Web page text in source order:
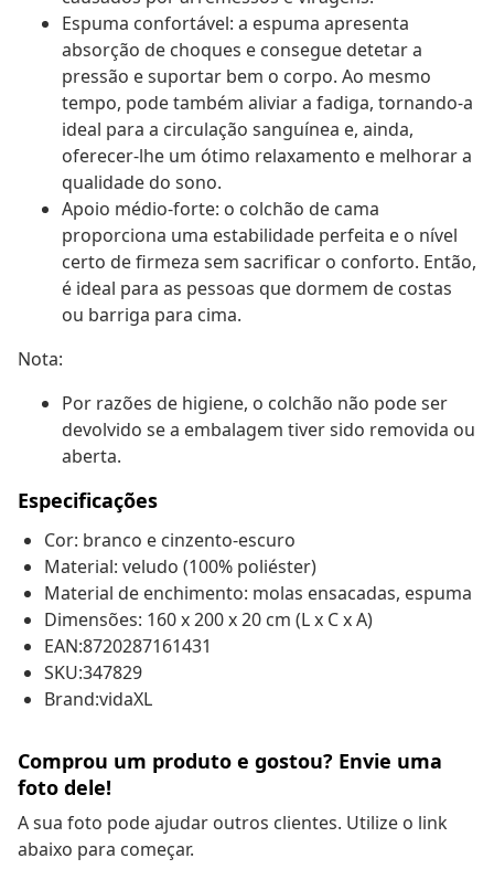
Espuma confortável: a espuma apresenta
absorção de choques e consegue detetar a
pressão e suportar bem o corpo. Ao mesmo
tempo, pode também aliviar a fadiga, tornando-a
ideal para a circulação sanguínea e, ainda,
oferecer-lhe um ótimo relaxamento e melhorar a
qualidade do sono.
Apoio médio-forte: o colchão de cama
proporciona uma estabilidade perfeita e o nível
certo de firmeza sem sacrificar o conforto. Então,
é ideal para as pessoas que dormem de costas
ou barriga para cima.
Nota:
Por razões de higiene, o colchão não pode ser
devolvido se a embalagem tiver sido removida ou
aberta.
Especificações
Cor: branco e cinzento-escuro
Material: veludo (100% poliéster)
Material de enchimento: molas ensacadas, espuma
Dimensões: 160 x 200 x 20 cm (L x C x A)
EAN:8720287161431
SKU:347829
Brand:vidaXL
Comprou um produto e gostou? Envie uma
foto dele!
A sua foto pode ajudar outros clientes. Utilize o link
abaixo para começar.